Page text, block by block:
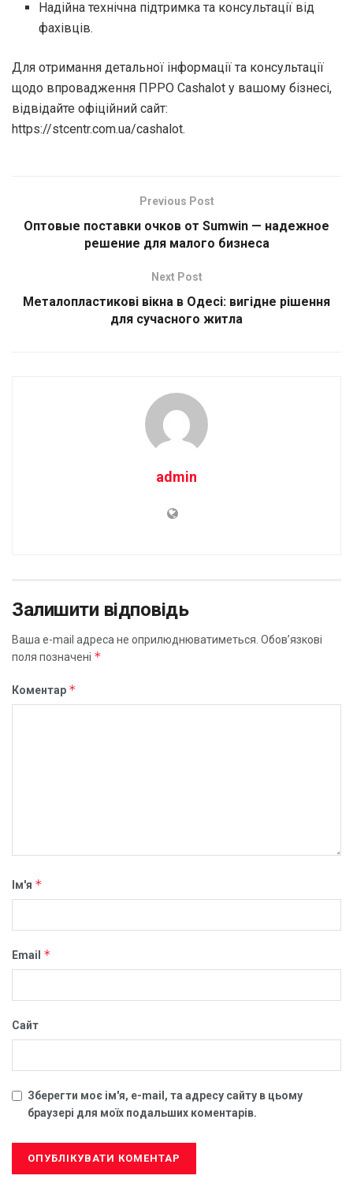
Надійна технічна підтримка та консультації від
фахівців.
Для отримання детальної інформації та консультації
щодо впровадження ПРРО Cashalot у вашому бізнесі,
відвідайте офіційний сайт:
https://stcentr.com.ua/cashalot.
Previous Post
Оптовые поставки очков от Sumwin — надежное
решение для малого бизнеса
Next Post
Металопластикові вікна в Одесі: вигідне рішення
для сучасного житла
admin
Залишити відповідь
Ваша e-mail адреса не оприлюднюватиметься. Обов’язкові
поля позначені *
Коментар *
Ім'я *
Email *
Сайт
Зберегти моє ім'я, e-mail, та адресу сайту в цьому
браузері для моїх подальших коментарів.